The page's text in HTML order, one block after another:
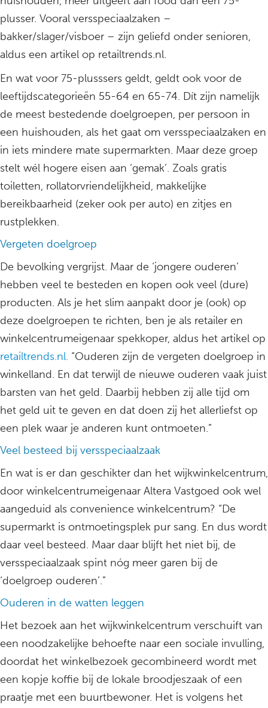
plusser. Vooral versspeciaalzaken –
bakker/slager/visboer – zijn geliefd onder senioren,
aldus een artikel op retailtrends.nl.
En wat voor 75-plusssers geldt, geldt ook voor de
leeftijdscategorieën 55-64 en 65-74. Dít zijn namelijk
de meest bestedende doelgroepen, per persoon in
een huishouden, als het gaat om versspeciaalzaken en
in iets mindere mate supermarkten. Maar deze groep
stelt wél hogere eisen aan ‘gemak’. Zoals gratis
toiletten, rollatorvriendelijkheid, makkelijke
bereikbaarheid (zeker ook per auto) en zitjes en
rustplekken.
Vergeten doelgroep
De bevolking vergrijst. Maar de ‘jongere ouderen’
hebben veel te besteden en kopen ook veel (dure)
producten. Als je het slim aanpakt door je (ook) op
deze doelgroepen te richten, ben je als retailer en
winkelcentrumeigenaar spekkoper, aldus het artikel op
retailtrends.nl. “Ouderen zijn de vergeten doelgroep in
winkelland. En dat terwijl de nieuwe ouderen vaak juist
barsten van het geld. Daarbij hebben zij alle tijd om
het geld uit te geven en dat doen zij het allerliefst op
een plek waar je anderen kunt ontmoeten.”
Veel besteed bij versspeciaalzaak
En wat is er dan geschikter dan het wijkwinkelcentrum,
door winkelcentrumeigenaar Altera Vastgoed ook wel
aangeduid als convenience winkelcentrum? “De
supermarkt is ontmoetingsplek pur sang. En dus wordt
daar veel besteed. Maar daar blijft het niet bij, de
versspeciaalzaak spint nóg meer garen bij de
‘doelgroep ouderen’.”
Ouderen in de watten leggen
Het bezoek aan het wijkwinkelcentrum verschuift van
een noodzakelijke behoefte naar een sociale invulling,
doordat het winkelbezoek gecombineerd wordt met
een kopje koffie bij de lokale broodjeszaak of een
praatje met een buurtbewoner. Het is volgens het